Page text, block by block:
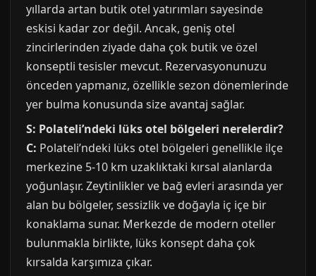
yıllarda artan butik otel yatırımları sayesinde
eskisi kadar zor değil. Ancak, geniş otel
zincirlerinden ziyade daha çok butik ve özel
konseptli tesisler mevcut. Rezervasyonunuzu
önceden yapmanız, özellikle sezon dönemlerinde
yer bulma konusunda size avantaj sağlar.
S: Polateli’ndeki lüks otel bölgeleri nerelerdir?
C: Polateli’ndeki lüks otel bölgeleri genellikle ilçe
merkezine 5-10 km uzaklıktaki kırsal alanlarda
yoğunlaşır. Zeytinlikler ve bağ evleri arasında yer
alan bu bölgeler, sessizlik ve doğayla iç içe bir
konaklama sunar. Merkezde de modern oteller
bulunmakla birlikte, lüks konsept daha çok
kırsalda karşımıza çıkar.